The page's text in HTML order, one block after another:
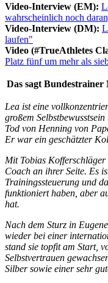
Video-Interview (EM):
wahrscheinlich noch
Video-Interview (DM):
laufen"
Video (#TrueAthletes
Platz fünf um mehr als
Das sagt
Lea ist eine
großem
Tod von Henning von
Er war ein geschätzter
Mit Tobias Kofferschläger
Coach an ihrer Seite. Es
Trainingssteuerung und
funktioniert haben, aber
hat.
Nach dem Sturz in
wieder bei einer
stand sie topfit am Start,
Selbstvertrauen
Silber sowie einer sehr